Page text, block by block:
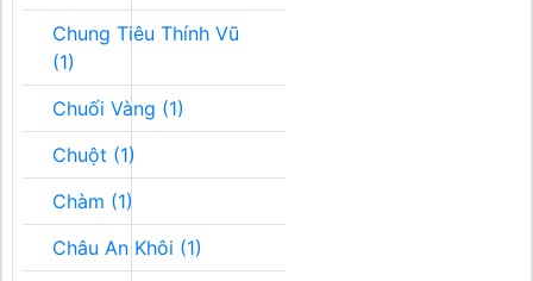
Chung Tiêu Thính Vũ
(1)
Chuối Vàng (1)
Chuột (1)
Chàm (1)
Châu An Khôi (1)